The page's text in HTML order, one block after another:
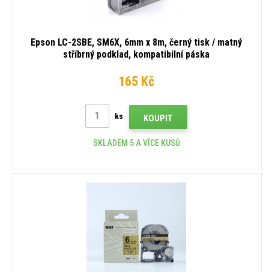
Epson LC-2SBE, SM6X, 6mm x 8m, černý tisk / matný
stříbrný podklad, kompatibilní páska
165 Kč
ks KOUPIT
SKLADEM 5 A VÍCE KUSŮ